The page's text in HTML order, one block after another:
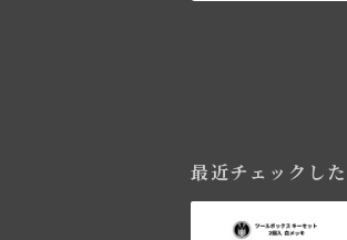
最近チェックし